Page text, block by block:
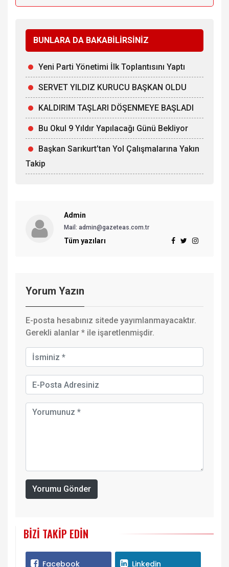
BUNLARA DA BAKABİLİRSİNİZ
Yeni Parti Yönetimi İlk Toplantısını Yaptı
SERVET YILDIZ KURUCU BAŞKAN OLDU
KALDIRIM TAŞLARI DÖŞENMEYE BAŞLADI
Bu Okul 9 Yıldır Yapılacağı Günü Bekliyor
Başkan Sarıkurt’tan Yol Çalışmalarına Yakın
Takip
Admin
Mail: admin@gazeteas.com.tr
Tüm yazıları
Yorum Yazın
E-posta hesabınız sitede yayımlanmayacaktır.
Gerekli alanlar * ile işaretlenmişdir.
Yorumu Gönder
BIZI TAKIP EDIN
Facebook Linkedin